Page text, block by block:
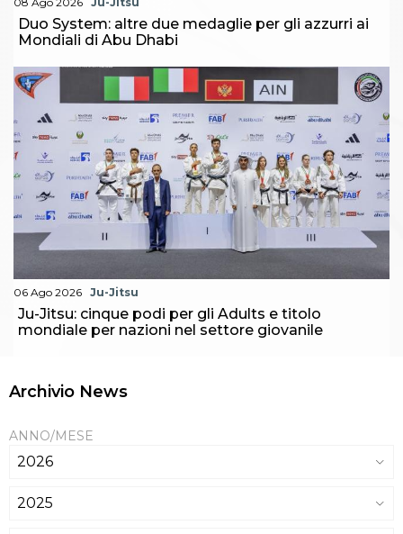
Duo System: altre due medaglie per gli azzurri ai
Mondiali di Abu Dhabi
06 Ago 2026 Ju-Jitsu
Ju-Jitsu: cinque podi per gli Adults e titolo
mondiale per nazioni nel settore giovanile
Archivio News
ANNO/MESE
2026
2025